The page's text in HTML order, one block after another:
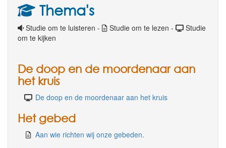
Thema's
Studie om te luisteren - Studie om te lezen -
Studie
om te kijken
De doop en de moordenaar aan
het kruis
De doop en de moordenaar aan het kruis
Het gebed
Aan wie richten wij onze gebeden.